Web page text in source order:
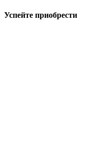
Успейте приобрести